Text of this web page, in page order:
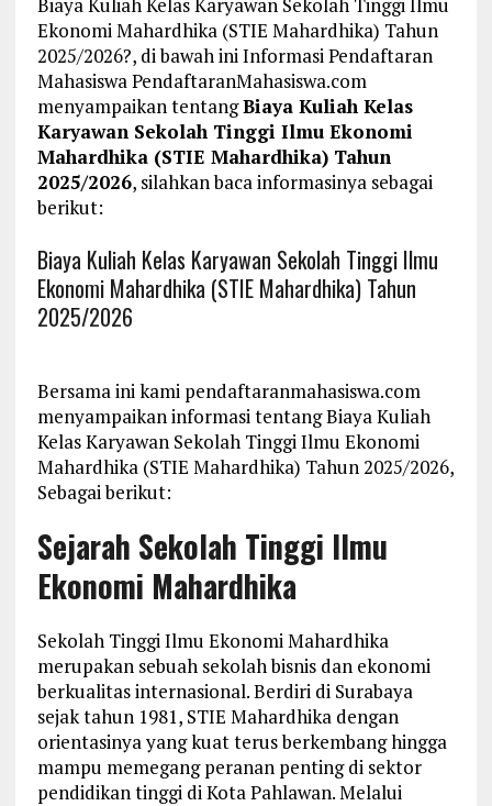
Biaya Kuliah Kelas Karyawan Sekolah Tinggi Ilmu
Ekonomi Mahardhika (STIE Mahardhika) Tahun
2025/2026?, di bawah ini Informasi Pendaftaran
Mahasiswa PendaftaranMahasiswa.com
menyampaikan tentangBiaya Kuliah Kelas
Karyawan Sekolah Tinggi Ilmu Ekonomi
Mahardhika (STIE Mahardhika) Tahun
2025/2026, silahkan baca informasinya sebagai
berikut:
Biaya Kuliah Kelas Karyawan Sekolah Tinggi Ilmu
Ekonomi Mahardhika (STIE Mahardhika) Tahun
2025/2026
Bersama ini kami pendaftaranmahasiswa.com
menyampaikan informasi tentang Biaya Kuliah
Kelas Karyawan Sekolah Tinggi Ilmu Ekonomi
Mahardhika (STIE Mahardhika) Tahun 2025/2026,
Sebagai berikut:
Sejarah Sekolah Tinggi Ilmu
Ekonomi Mahardhika
Sekolah Tinggi Ilmu Ekonomi Mahardhika
merupakan sebuah sekolah bisnis dan ekonomi
berkualitas internasional. Berdiri di Surabaya
sejak tahun 1981, STIE Mahardhika dengan
orientasinya yang kuat terus berkembang hingga
mampu memegang peranan penting di sektor
pendidikan tinggi di Kota Pahlawan. Melalui